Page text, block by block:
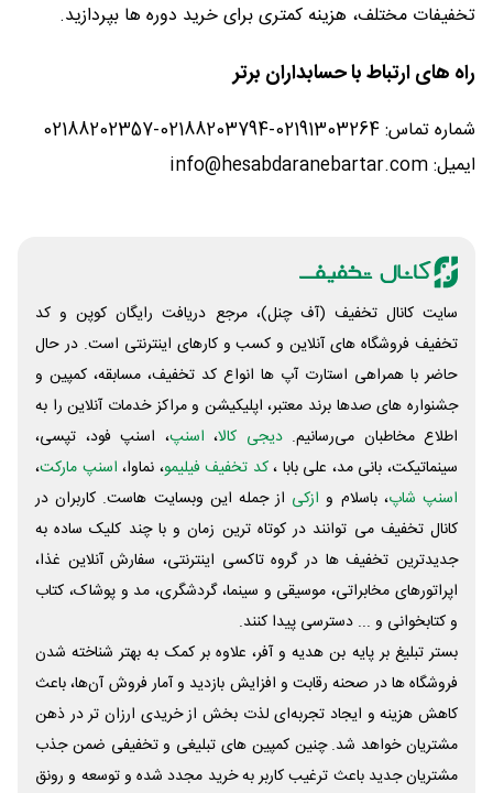
تخفیفات مختلف، هزینه کمتری برای خرید دوره ها بپردازید.
راه های ارتباط با حسابداران برتر
شماره تماس: 02191303264-02188203794-02188202357
ایمیل: info@hesabdaranebartar.com
سایت کانال تخفیف (آف چنل)، مرجع دریافت رایگان کوپن و کد
تخفیف فروشگاه های آنلاین و کسب و‌ کارهای اینترنتی است. در حال
حاضر با همراهی استارت آپ ها انواع کد تخفیف، مسابقه، کمپین و
جشنواره های صدها برند معتبر، اپلیکیشن و مراکز خدمات آنلاین را به
اطلاع مخاطبان می‌رسانیم. دیجی کالا، اسنپ، اسنپ فود، تپسی،
سینماتیکت، بانی مد، علی‌ بابا ،کد تخفیف فیلیمو، نماوا، اسنپ مارکت،
اسنپ شاپ، باسلام و ازکی از جمله این وبسایت ‌هاست. کاربران در
کانال تخفیف می توانند در کوتاه ترین زمان و با چند کلیک ساده به
جدیدترین تخفیف ها در گروه تاکسی اینترنتی، سفارش آنلاین غذا،
اپراتورهای مخابراتی، موسیقی و سینما، گردشگری، مد و پوشاک، کتاب
و کتابخوانی و ... دسترسی پیدا کنند.
بستر تبلیغ بر پایه بن هدیه و آفر، علاوه بر کمک به بهتر شناخته شدن
فروشگاه ها در صحنه رقابت و افزایش بازدید و آمار فروش آن‌ها، باعث
کاهش هزینه و ایجاد تجربه‌ای لذت بخش از خریدی ارزان تر در ذهن
مشتریان خواهد شد. چنین کمپین های تبلیغی و تخفیفی ضمن جذب
مشتریان جدید باعث ترغیب کاربر به خرید مجدد شده و توسعه و رونق